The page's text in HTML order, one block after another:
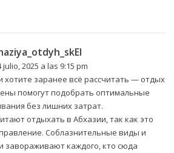
julio, 2025 a las 9:15 pm
хотите заранее всё рассчитать — отдых
помогут подобрать оптимальные
без лишних затрат.
отдыхать в Абхазии, так как это
Соблазнительные виды и
завораживают каждого, кто сюда